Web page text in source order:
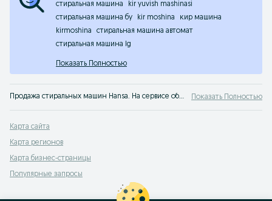
стиральная машина
kir yuvish mashinasi
стиральная машина бу
kir moshina
кир машина
kirmoshina
стиральная машина автомат
стиральная машина lg
Показать Полностью
Продажа стиральных машин Hansa. На сервисе объявлений OLX.uz вы можете выбрать и купить стиралку по отличной цене. Лучшие стиральные машины Hansa новые и бу - только на OLX.uz Узбекистан! Показать Полностью
Карта сайта
Карта регионов
Карта бизнес-страницы
Популярные запросы